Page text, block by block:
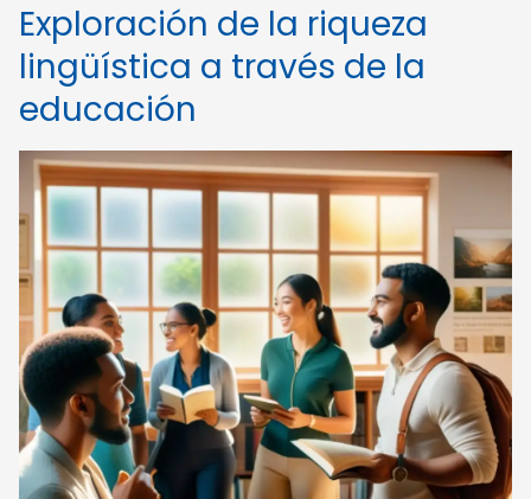
Exploración de la riqueza
lingüística a través de la
educación